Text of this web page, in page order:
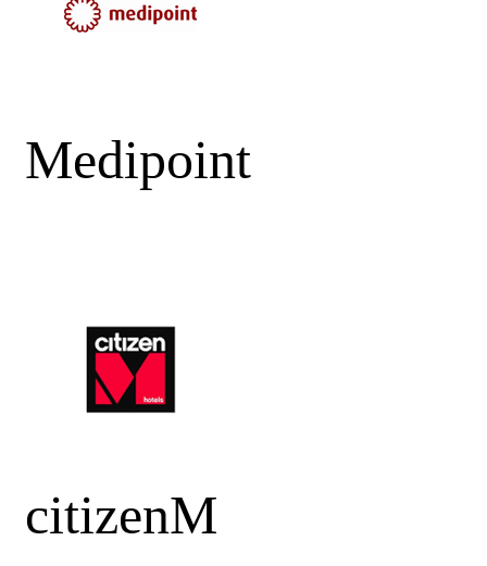
Medipoint
citizenM